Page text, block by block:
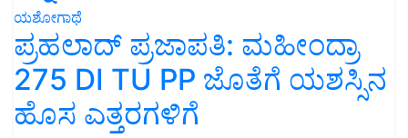
ಯಶೋಗಾಥೆ
ಪ್ರಹಲಾದ್ ಪ್ರಜಾಪತಿ: ಮಹೀಂದ್ರಾ
275 DI TU PP ಜೊತೆಗೆ ಯಶಸ್ಸಿನ
ಹೊಸ ಎತ್ತರಗಳಿಗೆ